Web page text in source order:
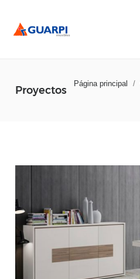
Proyectos
Página principal /